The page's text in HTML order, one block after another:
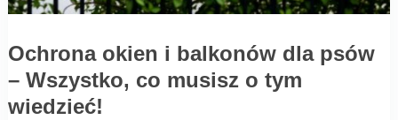
Ochrona okien i balkonów dla psów
– Wszystko, co musisz o tym
wiedzieć!